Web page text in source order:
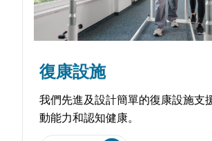
復康設施
我們先進及設計簡單的復康設施支
動能力和認知健康。